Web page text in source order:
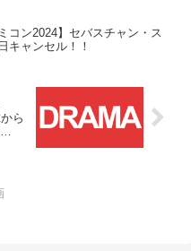
コン2024】セバスチャン・ス
キャンセル！！
ら